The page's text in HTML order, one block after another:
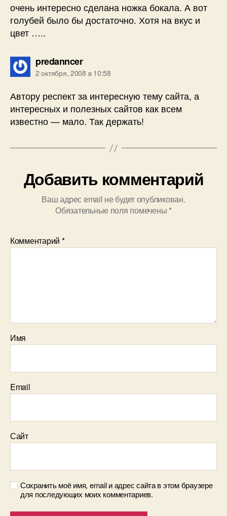
очень интересно сделана ножка бокала. А вот
голубей было бы достаточно. Хотя на вкус и
цвет …..
predanncerпишет:
2 октября, 2008 в 10:58
Автору респект за интересную тему сайта, а
интересных и полезных сайтов как всем
известно — мало. Так держать!
Добавить комментарий
Ваш адрес email не будет опубликован.
Обязательные поля помечены *
Комментарий *
Имя
Email
Сайт
Сохранить моё имя, email и адрес сайта в этом браузере
для последующих моих комментариев.